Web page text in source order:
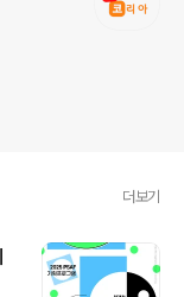
더보기